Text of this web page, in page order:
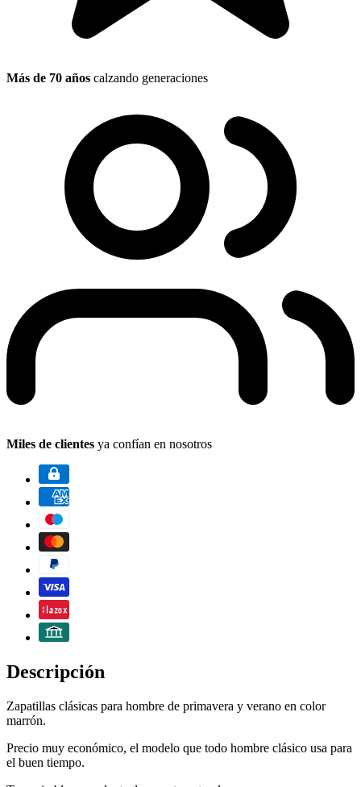
Más de 70 años calzando generaciones
Miles de clientes ya confían en nosotros
Descripción
Zapatillas clásicas para hombre de primavera y verano en color
marrón.
Precio muy económico, el modelo que todo hombre clásico usa para
el buen tiempo.